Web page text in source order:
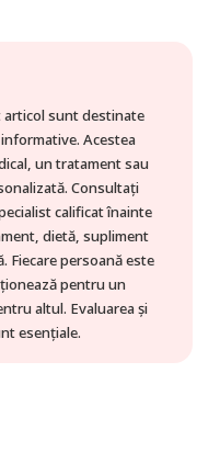
sunt destinate
Acestea
un tratament sau
Consultați
calificat înainte
dietă, supliment
Fiecare persoană este
pentru un
altul. Evaluarea și
esențiale.